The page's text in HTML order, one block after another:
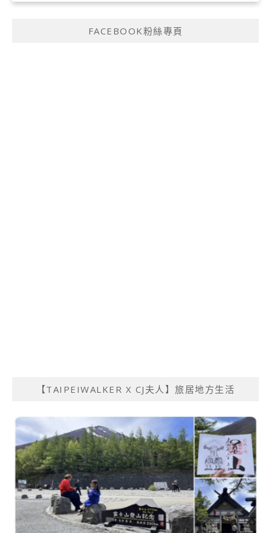
FACEBOOK粉絲專頁
【TAIPEIWALKER X CJ夫人】旅居地方生活